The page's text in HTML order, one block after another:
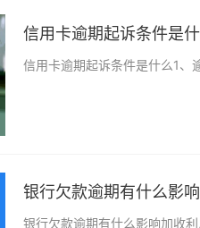
信用卡逾期起诉条件是
信用卡逾期起诉条件是什么1、
银行欠款逾期有什么影
银行欠款逾期有什么影响加收